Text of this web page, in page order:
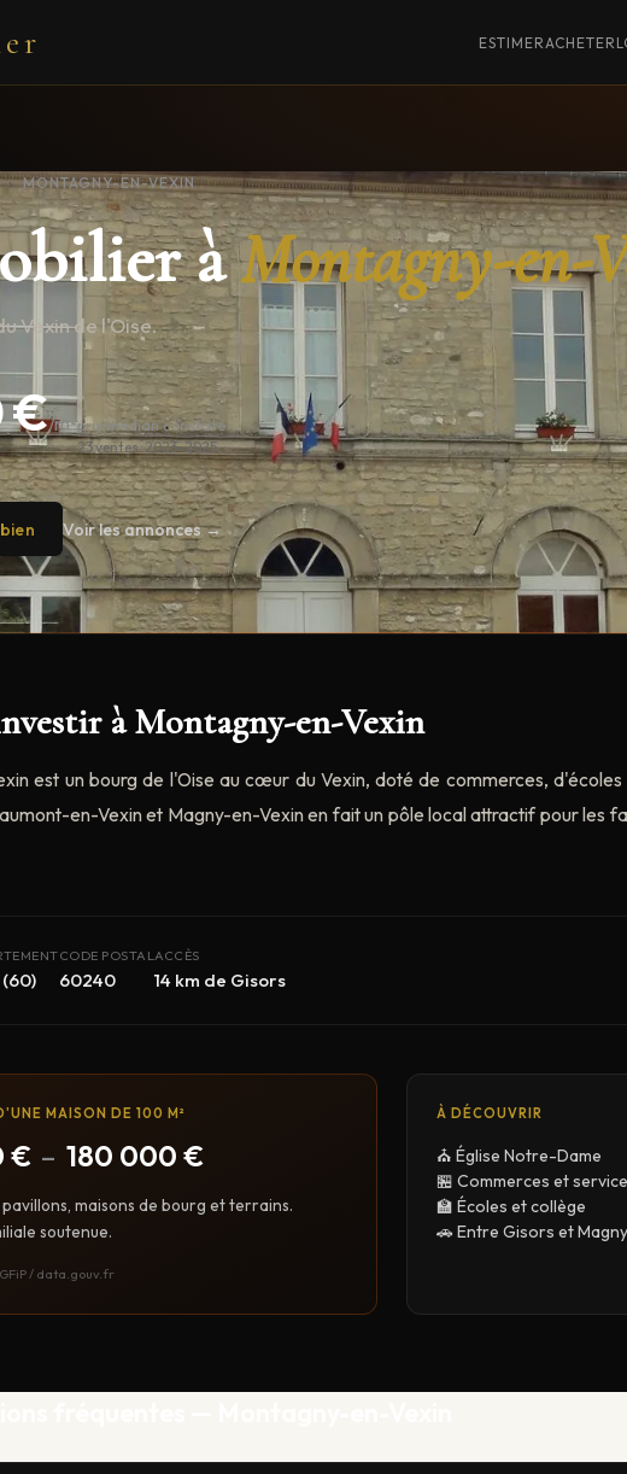
ESTIMER ACHETER
› MONTAGNY-EN-VEXIN
àMontagny-en-
Vexin de l'Oise.
€/m²prix médian constaté
23 ventes · 2023–2025
Voir les annonces →
à Montagny-en-Vexin
est un bourg de l'Oise au cœur du Vexin, doté de commerces,
en-Vexin et Magny-en-Vexin en fait un pôle local attractif pour les
CODE POSTAL
60240
ACCÈS
14 km de Gisors
MAISON DE 100 M²
€ – 180 000 €
maisons de bourg et terrains.
soutenue.
/ data.gouv.fr
À DÉCOUVRIR
⛪ Église Notre-Dame
🏪 Commerces et
🏫 Écoles et collège
🚗 Entre Gisors et Magny